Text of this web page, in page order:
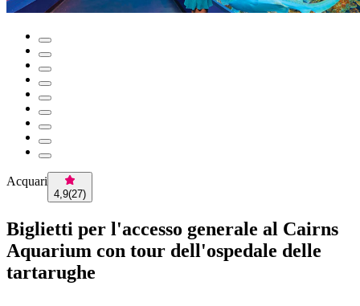
Acquari
4,9(27)
Biglietti per l'accesso generale al Cairns
Aquarium con tour dell'ospedale delle
tartarughe